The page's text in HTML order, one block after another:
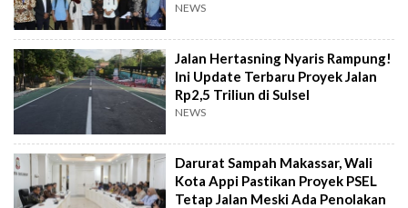
NEWS
Jalan Hertasning Nyaris Rampung!
Ini Update Terbaru Proyek Jalan
Rp2,5 Triliun di Sulsel
NEWS
Darurat Sampah Makassar, Wali
Kota Appi Pastikan Proyek PSEL
Tetap Jalan Meski Ada Penolakan